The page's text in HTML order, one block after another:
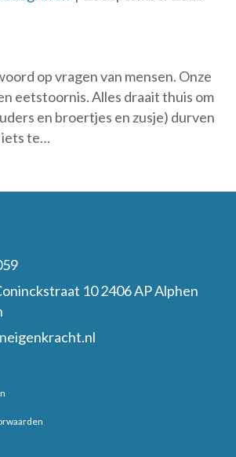
op vragen van mensen. Onze
eetstoornis. Alles draait thuis om
en broertjes en zusje) durven
iets te…
10 2406 AP Alphen